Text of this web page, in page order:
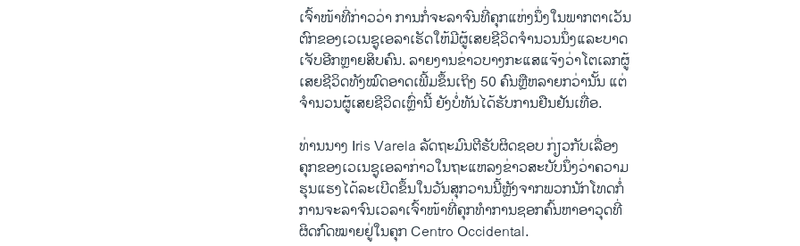
ເຈົ້າໜ້າທີ່ກ່າວວ່າ ການກໍ່ຈະລາຈົນທີ່ຄຸກແຫ່ງນຶ່ງໃນພາກຕາເວັນ
ຕົກຂອງເວເນຊູເອລາເຮັດໃຫ້ມີຜູ້ເສຍຊີວິດຈຳນວນນຶ່ງແລະບາດ
ເຈັບອີກຫຼາຍສິບຄົນ. ລາຍງານຂ່າວບາງກະແສແຈ້ງວ່າໂຕເລກຜູ້
ເສຍຊີວິດທັງໝົດອາດເພີ້ມຂຶ້ນເຖິງ 50 ຄົນຫຼືຫລາຍກວ່ານັ້ນ ແຕ່
ຈຳນວນຜູ້ເສຍຊີວິດເຫຼົ່ານີ້ ຍັງບໍ່ທັນໄດ້ຮັບການຢືນຢັນເທື່ອ.
ທ່ານນາງ Iris Varela ລັດຖະມົນຕີຮັບຜິດຊອບ ກ່ຽວກັບເລື່ອງ
ຄຸກຂອງເວເນຊູເອລາກ່າວໃນຖະແຫລງຂ່າວສະບັບນຶ່ງວ່າຄວາມ
ຮຸນແຮງໄດ້ລະເບີດຂຶ້ນໃນວັນສຸກວານນີ້ຫຼັງຈາກພວກນັກໂທດກໍ່
ການຈະລາຈົນເວລາເຈົ້າໜ້າທີ່ຄຸກທຳການຊອກຄົ້ນຫາອາວຸດທີ່
ຜິດກົດໝາຍຢູ່ໃນຄຸກ Centro Occidental.